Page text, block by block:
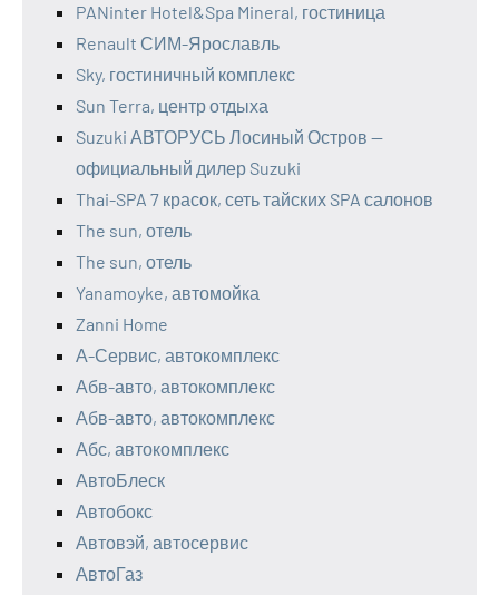
PANinter Hotel&Spa Mineral, гостиница
Renault СИМ-Ярославль
Sky, гостиничный комплекс
Sun Terra, центр отдыха
Suzuki АВТОРУСЬ Лосиный Остров —
официальный дилер Suzuki
Thai-SPA 7 красок, сеть тайских SPA салонов
The sun, отель
The sun, отель
Yanamoyke, автомойка
Zanni Home
А-Сервис, автокомплекс
Абв-авто, автокомплекс
Абв-авто, автокомплекс
Абс, автокомплекс
АвтоБлеск
Автобокс
Автовэй, автосервис
АвтоГаз